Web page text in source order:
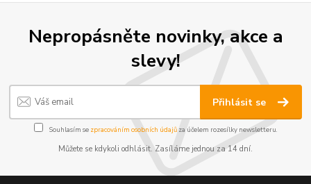
Nepropásněte novinky, akce a
slevy!
Přihlásit se
Souhlasím se zpracováním osobních údajůza účelem rozesílky newsletteru.
Můžete se kdykoli odhlásit. Zasíláme jednou za 14 dní.